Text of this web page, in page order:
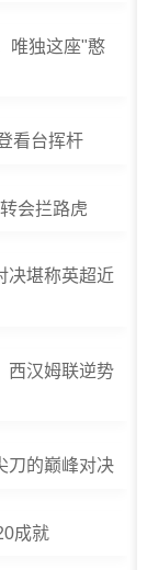
唯独这座"憨
看台挥杆
会拦路虎
决堪称英超近
西汉姆联逆势
刀的巅峰对决
成就